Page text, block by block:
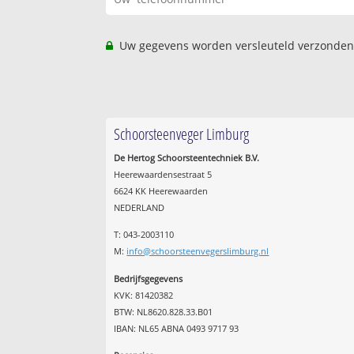
Uw gegevens worden versleuteld
Schoorsteenveger Limburg
De Hertog Schoorsteentechniek B.V.
Heerewaardensestraat 5
6624 KK Heerewaarden
NEDERLAND
T: 043-2003110
M: info@schoorsteenvegerslimburg.nl
Bedrijfsgegevens
KVK: 81420382
BTW: NL8620.828.33.B01
IBAN: NL65 ABNA 0493 9717 93